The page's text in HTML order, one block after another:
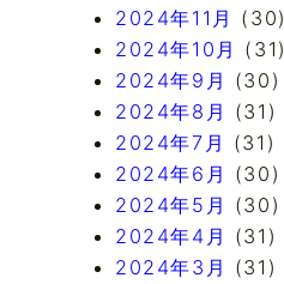
2024年11月 (30)
2024年10月 (31)
2024年9月 (30)
2024年8月 (31)
2024年7月 (31)
2024年6月 (30)
2024年5月 (30)
2024年4月 (31)
2024年3月 (31)